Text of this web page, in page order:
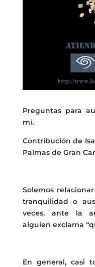
Preguntas para
mí.
Contribución de
Palmas de Gran
Solemos
tranquilidad o
veces, ante la
alguien exclama
En general, casi